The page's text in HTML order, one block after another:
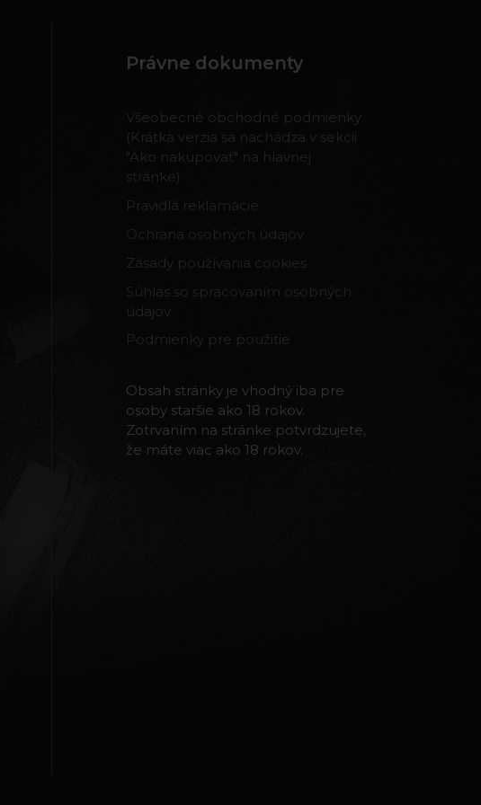
Právne dokumenty
Všeobecné obchodné podmienky
(Krátka verzia sa nachádza v sekcii
"Ako nakupovať" na hlavnej
stránke)
Pravidlá reklamácie
Ochrana osobných údajov
Zásady používania cookies
Súhlas so spracovaním osobných
údajov
Podmienky pre použitie
Obsah stránky je vhodný iba pre
osoby staršie ako 18 rokov.
Zotrvaním na stránke potvrdzujete,
že máte viac ako 18 rokov.